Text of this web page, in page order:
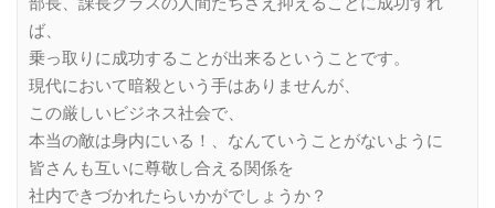
ば、
乗っ取りに成功することが出来るということです。
現代において暗殺という手はありませんが、
この厳しいビジネス社会で、
本当の敵は身内にいる！、なんていうことがないように
皆さんも互いに尊敬し合える関係を
社内できづかれたらいかがでしょうか？